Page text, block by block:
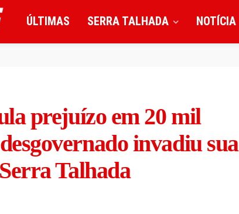
ÚLTIMAS SERRA TALHADA NOTÍCIA
prejuízo em 20 mil
invadiu sua
Talhada